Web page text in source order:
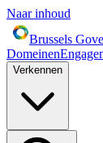
Naar inhoud
Brussels
Domeinen
Verkennen